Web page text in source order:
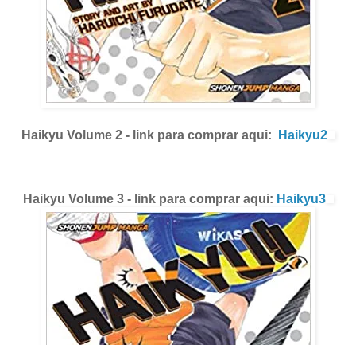
Haikyu Volume 2 - link para comprar aqui: Haikyu2
Haikyu Volume 3 - link para comprar aqui: Haikyu3